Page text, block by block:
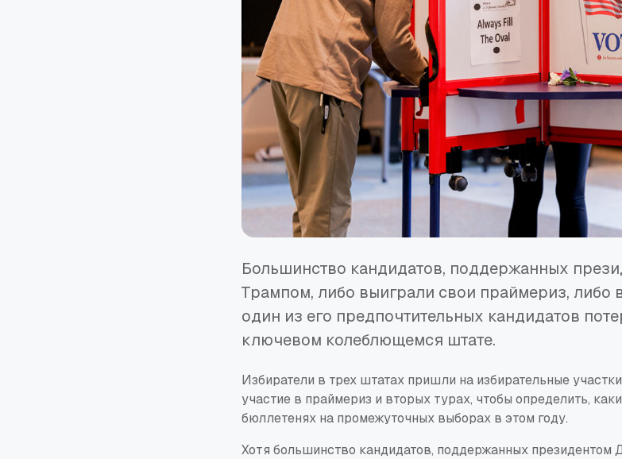
Большинство кандидатов, поддержанных
Трампом, либо выиграли свои праймериз, либо
один из его предпочтительных кандидатов
ключевом колеблющемся штате.
Избиратели в трех штатах пришли на избирательные
участие в праймериз и вторых турах, чтобы определить,
бюллетенях на промежуточных выборах в этом году.
Хотя большинство кандидатов, поддержанных президентом